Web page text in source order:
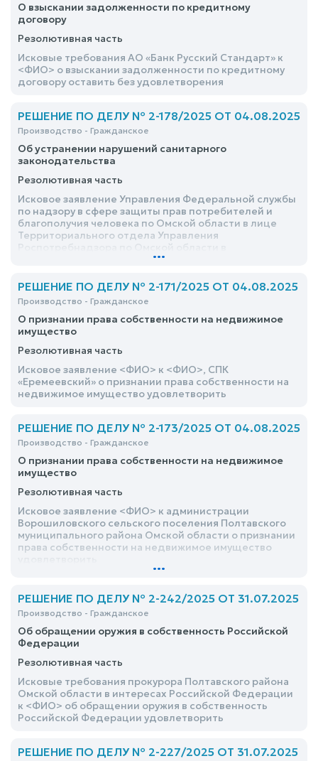
О взыскании задолженности по кредитному
договору
Резолютивная часть
Исковые требования АО «Банк Русский Стандарт» к
<ФИО> о взыскании задолженности по кредитному
договору оставить без удовлетворения
РЕШЕНИЕ ПО ДЕЛУ № 2-178/2025 ОТ 04.08.2025
Производство - Гражданское
Об устранении нарушений санитарного
законодательства
Резолютивная часть
Исковое заявление Управления Федеральной службы
по надзору в сфере защиты прав потребителей и
благополучия человека по Омской области в лице
Территориального отдела Управления
Исилькульском районе к бюджетному
муниципального района Омской области «Ольгинская
средняя школа» об устранении нарушений
санитарного законодательства, удовлетворить
...
РЕШЕНИЕ ПО ДЕЛУ № 2-171/2025 ОТ 04.08.2025
Производство - Гражданское
О признании права собственности на недвижимое
имущество
Резолютивная часть
Исковое заявление <ФИО> к <ФИО>, СПК
«Еремеевский» о признании права собственности на
недвижимое имущество удовлетворить
РЕШЕНИЕ ПО ДЕЛУ № 2-173/2025 ОТ 04.08.2025
Производство - Гражданское
О признании права собственности на недвижимое
имущество
Резолютивная часть
Исковое заявление <ФИО> к администрации
Ворошиловского сельского поселения Полтавского
муниципального района Омской области о признании
права собственности на недвижимое имущество
...
РЕШЕНИЕ ПО ДЕЛУ № 2-242/2025 ОТ 31.07.2025
Производство - Гражданское
Об обращении оружия в собственность Российской
Федерации
Резолютивная часть
Исковые требования прокурора Полтавского района
Омской области в интересах Российской Федерации
к <ФИО> об обращении оружия в собственность
Российской Федерации удовлетворить
РЕШЕНИЕ ПО ДЕЛУ № 2-227/2025 ОТ 31.07.2025